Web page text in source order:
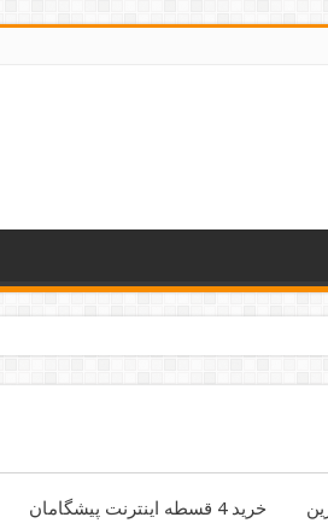
خرید 4 قسطه اینترنت پیشگامان